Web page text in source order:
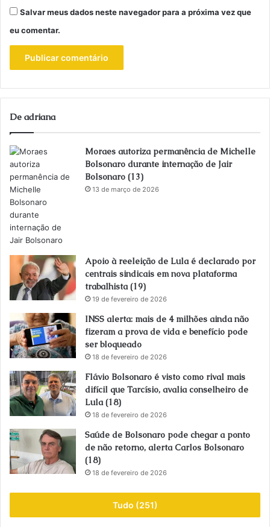
Salvar meus dados neste navegador para a próxima vez que
eu comentar.
De adriana
Moraes autoriza permanência de Michelle
Bolsonaro durante internação de Jair
Bolsonaro (13)
13 de março de 2026
Apoio à reeleição de Lula é declarado por
centrais sindicais em nova plataforma
trabalhista (19)
19 de fevereiro de 2026
INSS alerta: mais de 4 milhões ainda não
fizeram a prova de vida e benefício pode
ser bloqueado
18 de fevereiro de 2026
Flávio Bolsonaro é visto como rival mais
difícil que Tarcísio, avalia conselheiro de
Lula (18)
18 de fevereiro de 2026
Saúde de Bolsonaro pode chegar a ponto
de não retorno, alerta Carlos Bolsonaro
(18)
18 de fevereiro de 2026
Tudo (251)